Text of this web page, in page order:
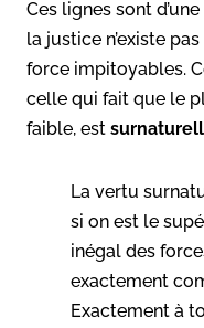
Ces lignes sont
la justice n’existe
force impitoyables.
celle qui fait que le
faible, est
La vertu
si on est le
inégal des
exactement
Exactement à